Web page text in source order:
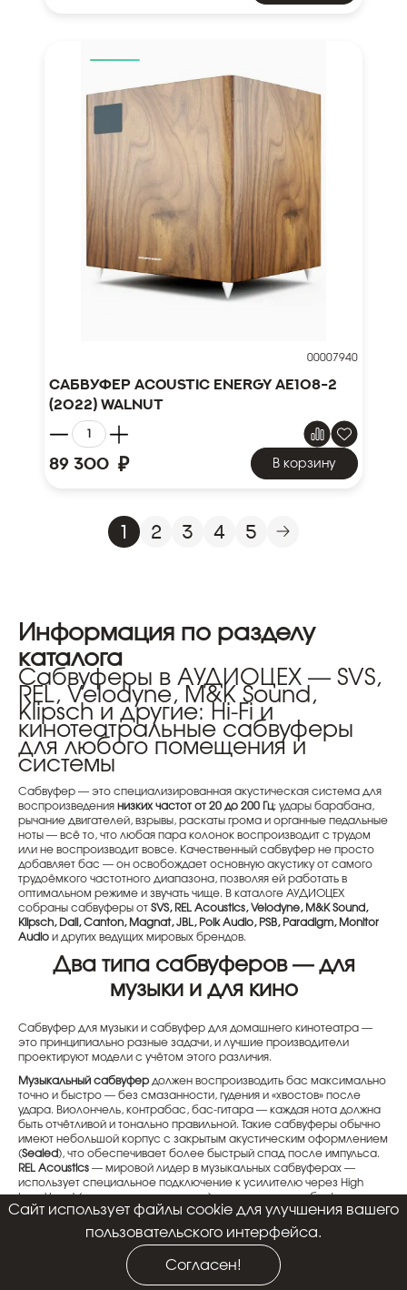
00007940
Сабвуфер Acoustic Energy AE108-2
(2022) Walnut
89 300 ₽ В корзину
1 2 3 4 5
Информация по разделу
каталога
Сабвуферы в АУДИОЦЕХ — SVS,
REL, Velodyne, M&K Sound,
Klipsch и другие: Hi-Fi и
кинотеатральные сабвуферы
для любого помещения и
системы
Сабвуфер — это специализированная акустическая система для
воспроизведения низких частот от 20 до 200 Гц: удары барабана,
рычание двигателей, взрывы, раскаты грома и органные педальные
ноты — всё то, что любая пара колонок воспроизводит с трудом
или не воспроизводит вовсе. Качественный сабвуфер не просто
добавляет бас — он освобождает основную акустику от самого
трудоёмкого частотного диапазона, позволяя ей работать в
оптимальном режиме и звучать чище. В каталоге АУДИОЦЕХ
собраны сабвуферы от SVS, REL Acoustics, Velodyne, M&K Sound,
Klipsch, Dali, Canton, Magnat, JBL, Polk Audio, PSB, Paradigm, Monitor
Audio и других ведущих мировых брендов.
Два типа сабвуферов — для
музыки и для кино
Сабвуфер для музыки и сабвуфер для домашнего кинотеатра —
это принципиально разные задачи, и лучшие производители
проектируют модели с учётом этого различия.
Музыкальный сабвуфердолжен воспроизводить бас максимально
точно и быстро — без смазанности, гудения и «хвостов» после
удара. Виолончель, контрабас, бас-гитара — каждая нота должна
быть отчётливой и тонально правильной. Такие сабвуферы обычно
имеют небольшой корпус с закрытым акустическим оформлением
(Sealed), что обеспечивает более быстрый спад после импульса.
REL Acoustics — мировой лидер в музыкальных сабвуферах —
использует специальное подключение к усилителю через High
Level Input (от акустических клемм), что позволяет сабвуферу
«слышать» характер звука основной системы и подстраиваться
Кинотеатральный сабвуфер
должен воспроизводить максимально
низкие частоты с максимально высоким уровнем звукового
давления — для передачи взрывов, ударов и низкочастотных
Cайт использует файлы cookie для улучшения вашего
пользовательского интерфейса.
Согласен!